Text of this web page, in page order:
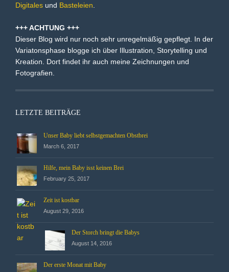
Digitales und Basteleien
+++ ACHTUNG +++
Dieser Blog wird nur noch sehr unregelmäßig gepflegt. In der
Variatonsphase blogge ich über Illustration, Storytelling und
Kreation. Dort findet ihr auch meine Zeichnungen und
Fotografien.
LETZTE BEITRÄGE
Unser Baby liebt selbstgemachten Obstbrei
March 6, 2017
Hilfe, mein Baby isst keinen Brei
February 25, 2017
Zeit ist kostbar
August 29, 2016
Der Storch bringt die Babys
August 14, 2016
Der erste Monat mit Baby